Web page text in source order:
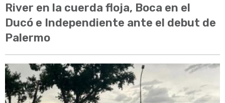
River en la cuerda floja, Boca en el
Ducó e Independiente ante el debut de
Palermo